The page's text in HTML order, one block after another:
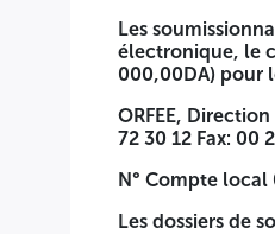
Les
électronique, le
000,00DA) pour
ORFEE,
72 30 12 Fax: 00
N° Compte local
Les dossiers de